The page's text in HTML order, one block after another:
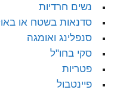
נשים חרדיות
סדנאות בשטח או
סנפלינג ואומגה
סקי בחו"ל
פטריות
פיינטבול